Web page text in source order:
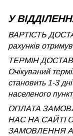
У
ВАРТІСТЬ
рахунків
ТЕРМІН
Очікуваний
становить 1-3
населеного
ОПЛАТА
НАС НА САЙТІ
ЗАМОВЛЕННЯ